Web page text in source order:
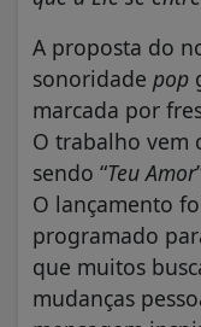
A proposta do
sonoridade pop
marcada por
O trabalho vem
sendo “Teu Amor
O lançamento
programado
que muitos
mudanças